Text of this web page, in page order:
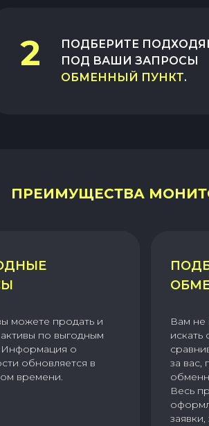
2
ПОДБЕРИТЕ
ПОД ВАШИ ЗАПРОСЫ
ОБМЕННЫЙ ПУНКТ.
ПРЕИМУЩЕСТВА
можете продать и
активы по выгодным
Информация о
обновляется в
времени.
Вам не
искать
за вас,
Весь